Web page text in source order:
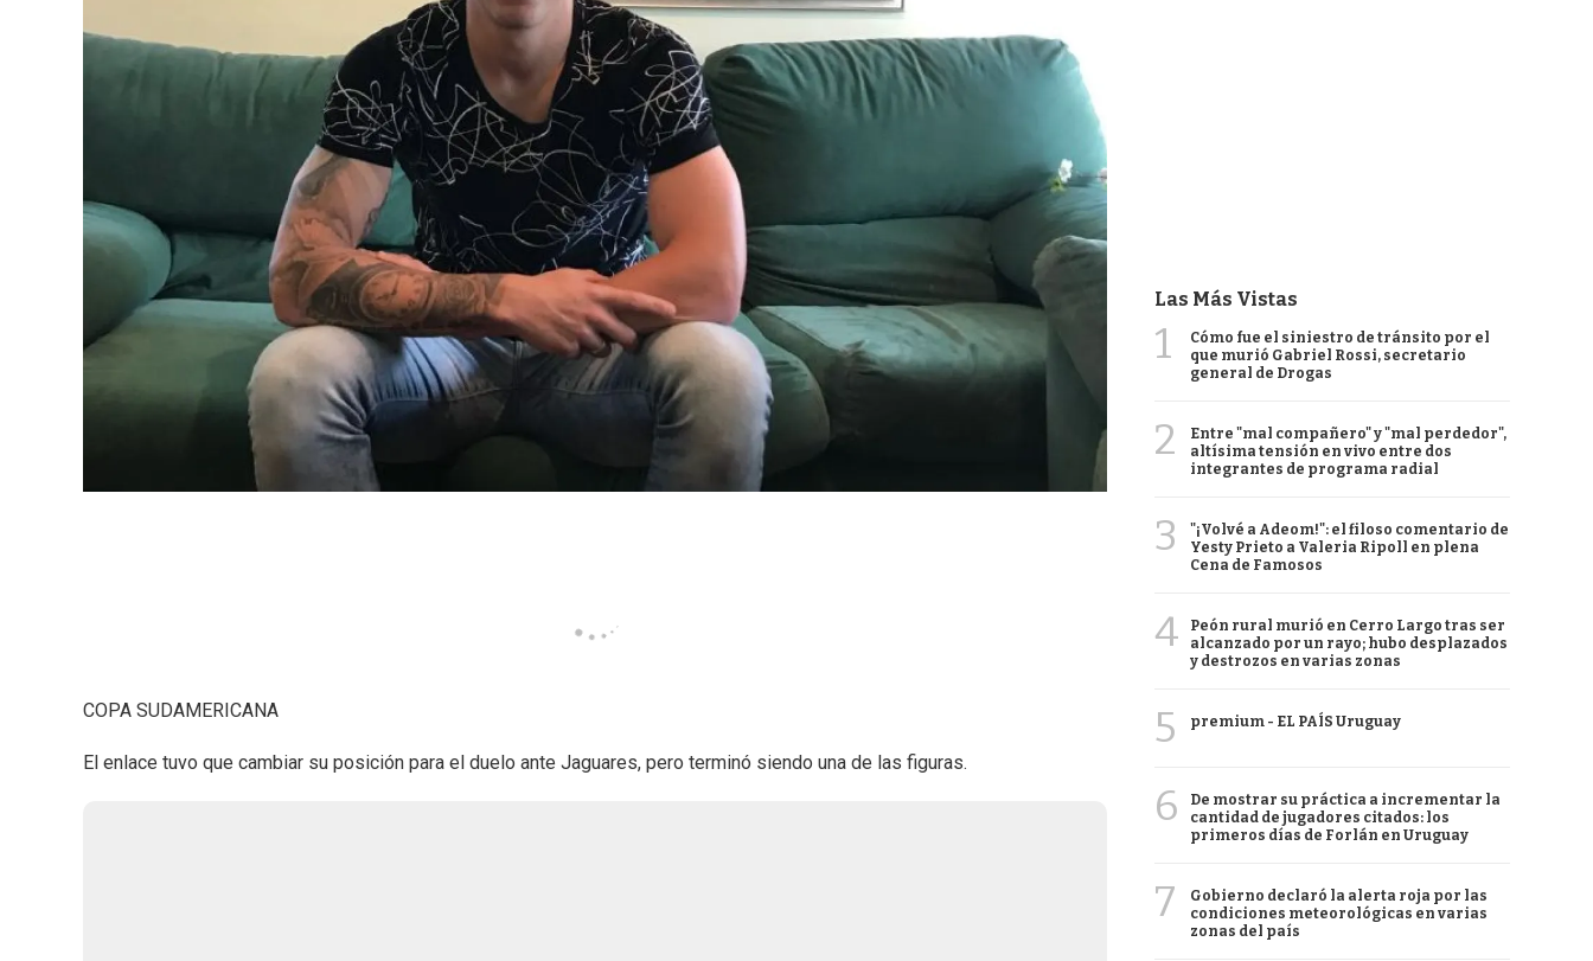
COPA SUDAMERICANA
El enlace tuvo que cambiar su posición para el duelo ante Jaguares, pero terminó siendo una de las figuras.
Las Más Vistas
1
Cómo fue el siniestro de tránsito por el
que murió Gabriel Rossi, secretario
general de Drogas
2
Entre "mal compañero" y "mal perdedor",
altísima tensión en vivo entre dos
integrantes de programa radial
3
"¡Volvé a Adeom!": el filoso comentario de
Yesty Prieto a Valeria Ripoll en plena
Cena de Famosos
4
Peón rural murió en Cerro Largo tras ser
alcanzado por un rayo; hubo desplazados
y destrozos en varias zonas
5 premium - EL PAÍS Uruguay
6
De mostrar su práctica a incrementar la
cantidad de jugadores citados: los
primeros días de Forlán en Uruguay
7
Gobierno declaró la alerta roja por las
condiciones meteorológicas en varias
zonas del país